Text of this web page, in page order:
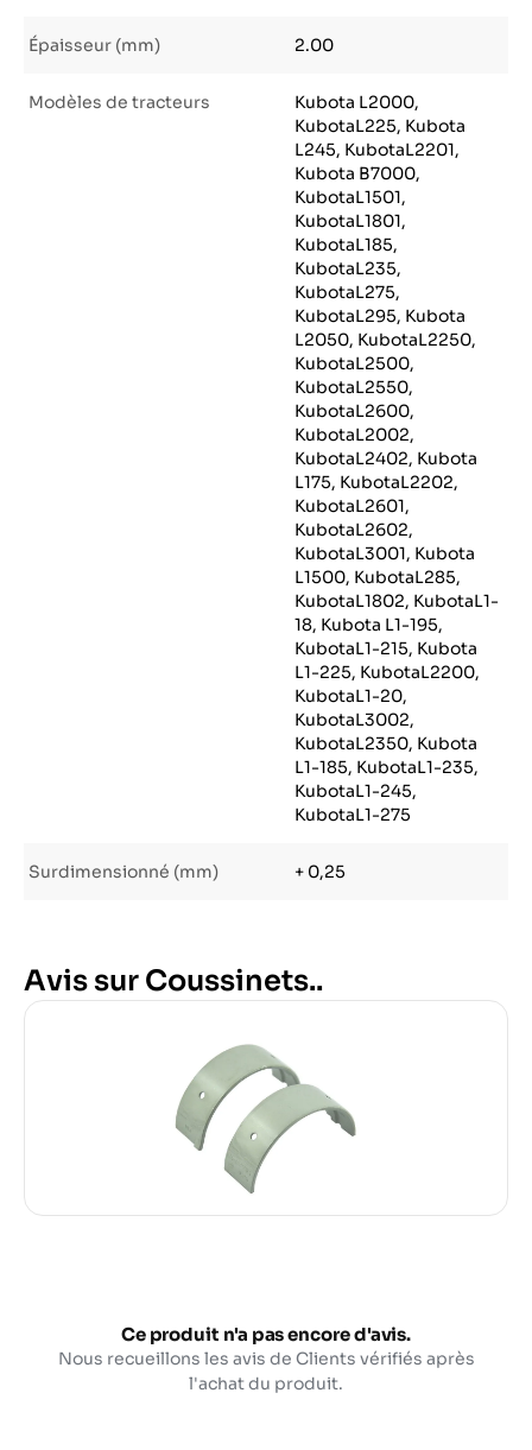
Épaisseur (mm) 2.00
Modèles de tracteurs
Kubota L2000,
KubotaL225, Kubota
L245, KubotaL2201,
Kubota B7000,
KubotaL1501,
KubotaL1801,
KubotaL185,
KubotaL235,
KubotaL275,
KubotaL295, Kubota
L2050, KubotaL2250,
KubotaL2500,
KubotaL2550,
KubotaL2600,
KubotaL2002,
KubotaL2402, Kubota
L175, KubotaL2202,
KubotaL2601,
KubotaL2602,
KubotaL3001, Kubota
L1500, KubotaL285,
KubotaL1802, KubotaL1-
18, Kubota L1-195,
KubotaL1-215, Kubota
L1-225, KubotaL2200,
KubotaL1-20,
KubotaL3002,
KubotaL2350, Kubota
L1-185, KubotaL1-235,
KubotaL1-245,
KubotaL1-275
Surdimensionné (mm) + 0,25
Avis sur Coussinets..
Ce produit n'a pas encore d'avis.
Nous recueillons les avis de Clients vérifiés après
l'achat du produit.